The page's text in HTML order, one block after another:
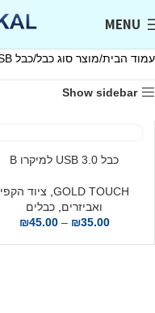
MENU
עמוד הבית מוצר סוג כבל כבל MICRO USB
Show sidebar
כבל USB 3.0 למיקרו B
GOLD TOUCH ציוד הקפי
ואביזרים כבלים
₪35.00
–
₪45.00